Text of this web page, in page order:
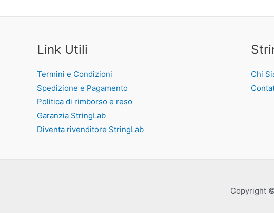
Link Utili
Termini e Condizioni
Spedizione e Pagamento
Politica di rimborso e reso
Garanzia StringLab
Diventa rivenditore StringLab
Chi
Copyright